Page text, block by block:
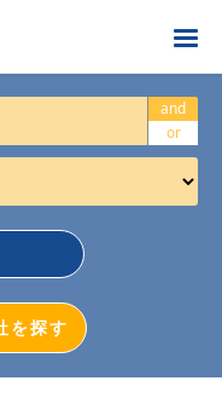
and
or
を探す